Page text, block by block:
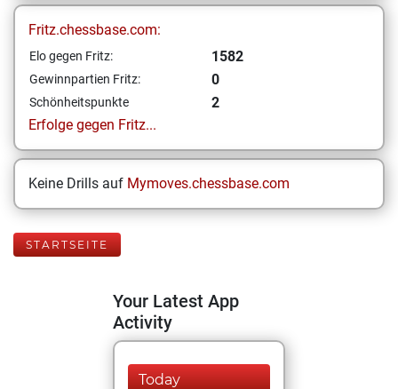
Fritz.chessbase.com:
Elo gegen Fritz: 1582
Gewinnpartien Fritz: 0
Schönheitspunkte
2
Erfolge gegen Fritz...
Keine Drills auf Mymoves.chessbase.com
STARTSEITE
Your Latest App
Activity
Today